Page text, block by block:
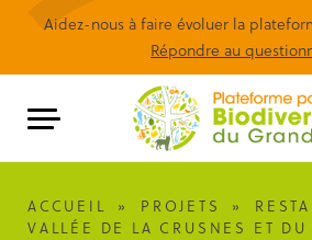
Aidez-nous à faire évoluer la
Répondre au
ACCUEIL » PROJETS »
VALLÉE DE LA CRUSNES ET